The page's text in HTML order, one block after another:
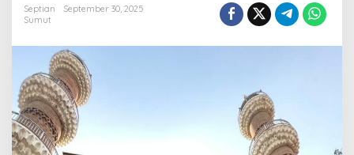
e
h
Septian
September 30, 2025
Sumut